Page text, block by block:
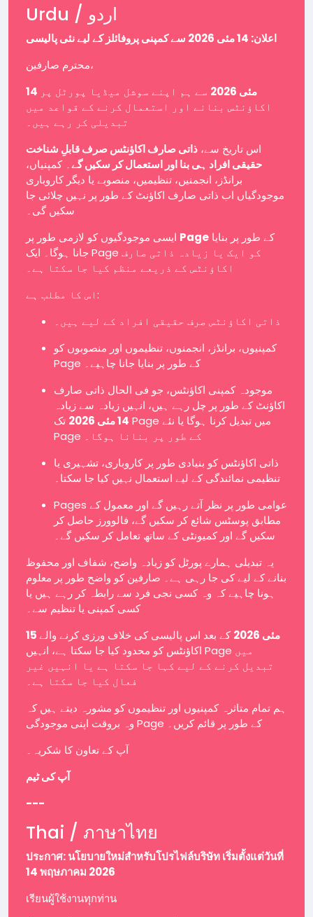
Urdu / اردو
اعلان: 14 مئی 2026 سے کمپنی پروفائلز کے لیے نئی پالیسی
محترم صارفین،
14 مئی 2026
سے ہم اپنے سوشل میڈیا پورٹل پر
اکاؤنٹس بنانے اور استعمال کرنے کے قواعد میں
تبدیلی کر رہے ہیں۔
اس تاریخ سے، ذاتی صارف اکاؤنٹس صرف قابلِ شناخت
حقیقی افراد ہی بنا اور استعمال کر سکیں گے۔ کمپنیاں،
برانڈز، انجمنیں، تنظیمیں، منصوبے یا دیگر کاروباری
موجودگیاں اب ذاتی صارف اکاؤنٹ کے طور پر نہیں چلائی جا
سکیں گی۔
Page
جانا ہوگا۔ ایک Page کو ایک یا زیادہ ذاتی صارف
اکاؤنٹس کے ذریعے منظم کیا جا سکتا ہے۔
اس کا مطلب ہے:
ذاتی اکاؤنٹس صرف حقیقی افراد کے لیے ہیں۔
کمپنیوں، برانڈز، انجمنوں، تنظیموں اور منصوبوں کو
Page کے طور پر بنایا جانا چاہیے۔
موجودہ کمپنی اکاؤنٹس، جو فی الحال ذاتی صارف
اکاؤنٹ کے طور پر چل رہے ہیں، انہیں زیادہ سے زیادہ
14 مئی 2026
تک Page میں تبدیل کرنا ہوگا یا نئے
Page کے طور پر بنانا ہوگا۔
ذاتی اکاؤنٹس کو بنیادی طور پر کاروباری، تشہیری یا
تنظیمی نمائندگی کے لیے استعمال نہیں کیا جا سکتا۔
Pages عوامی طور پر نظر آتے رہیں گے اور معمول کے
مطابق پوسٹس شائع کر سکیں گے، فالوورز حاصل کر
سکیں گے اور کمیونٹی کے ساتھ تعامل کر سکیں گے۔
یہ تبدیلی ہمارے پورٹل کو زیادہ واضح، شفاف اور محفوظ
بنانے کے لیے کی جا رہی ہے۔ صارفین کو واضح طور پر معلوم
ہونا چاہیے کہ وہ کسی نجی فرد سے رابطہ کر رہے ہیں یا
کسی کمپنی یا تنظیم سے۔
15 مئی 2026
کے بعد اس پالیسی کی خلاف ورزی کرنے والے
اکاؤنٹس کو محدود کیا جا سکتا ہے، انہیں Page میں
تبدیل کرنے کے لیے کہا جا سکتا ہے یا انہیں غیر
فعال کیا جا سکتا ہے۔
ہم تمام متاثرہ کمپنیوں اور تنظیموں کو مشورہ دیتے ہیں کہ
وہ بروقت اپنی موجودگی Page کے طور پر قائم کریں۔
آپ کے تعاون کا شکریہ۔
آپ کی ٹیم
---
Thai / ภาษาไทย
ประกาศ: นโยบายใหม่สำหรับโปรไฟล์บริษัท เริ่มตั้งแต่วันที่
14 พฤษภาคม 2026
เรียนผู้ใช้งานทุกท่าน